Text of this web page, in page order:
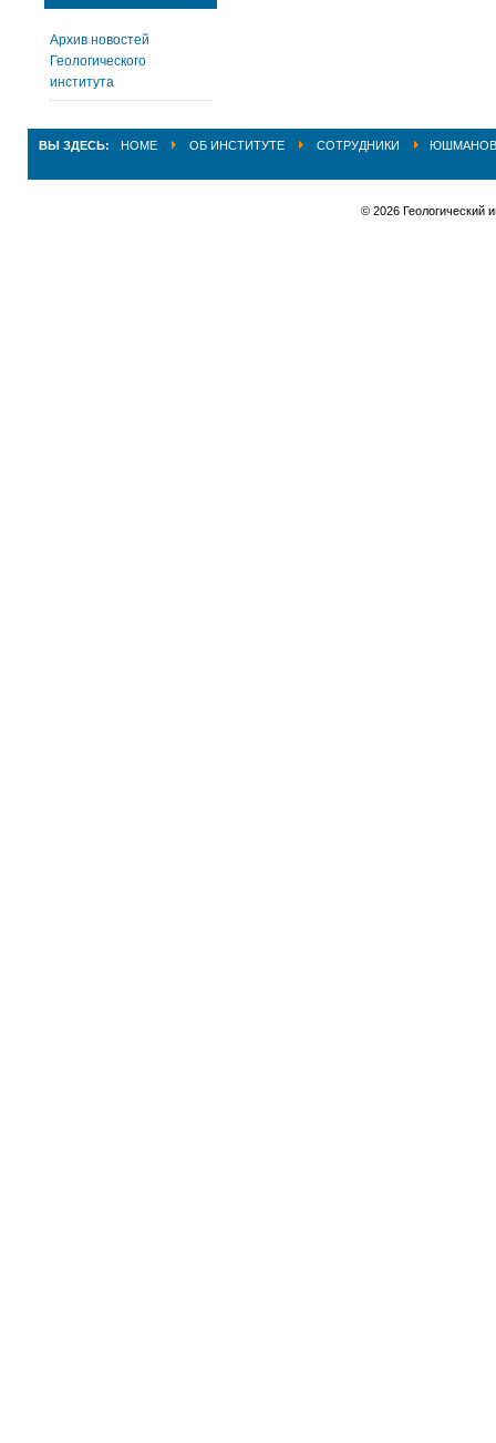
Архив новостей
Геологического
института
ВЫ ЗДЕСЬ: HOME ОБ ИНСТИТУТЕ СОТРУДНИКИ
© 2026 Геологический